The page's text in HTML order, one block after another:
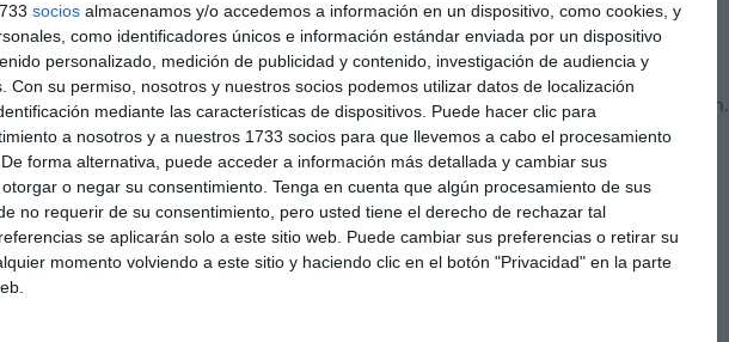
socios almacenamos y/o accedemos a información en un dispositivo, como cookies, y
como identificadores únicos e información estándar enviada por un dispositivo
personalizado, medición de publicidad y contenido, investigación de audiencia y
Con su permiso, nosotros y nuestros socios podemos utilizar datos de localización
mediante las características de dispositivos. Puede hacer clic para
a nosotros y a nuestros 1733 socios para que llevemos a cabo el procesamiento
forma alternativa, puede acceder a información más detallada y cambiar sus
o negar su consentimiento. Tenga en cuenta que algún procesamiento de sus
no requerir de su consentimiento, pero usted tiene el derecho de rechazar tal
se aplicarán solo a este sitio web. Puede cambiar sus preferencias o retirar su
momento volviendo a este sitio y haciendo clic en el botón "Privacidad" en la parte
lo que facilita su operatividad
para infracciones nocturnas
y con software de operación de muy fácil uso
uso tanto en estático como en dinámico, lo que aumenta las opciones de operación.